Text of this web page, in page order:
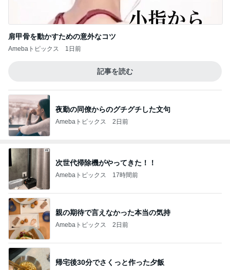
肩甲骨を動かすための意外なコツ
Amebaトピックス 1日前
記事を読む
夜勤の同僚からのグチグチした文句
Amebaトピックス 2日前
次世代掃除機がやってきた！！
Amebaトピックス 17時間前
親の期待で言えなかった本当の気持
Amebaトピックス 2日前
帰宅後30分でさくっと作った夕飯